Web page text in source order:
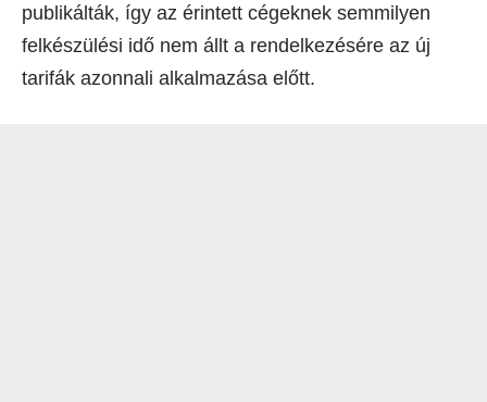
publikálták, így az érintett cégeknek semmilyen
felkészülési idő nem állt a rendelkezésére az új
tarifák azonnali alkalmazása előtt.